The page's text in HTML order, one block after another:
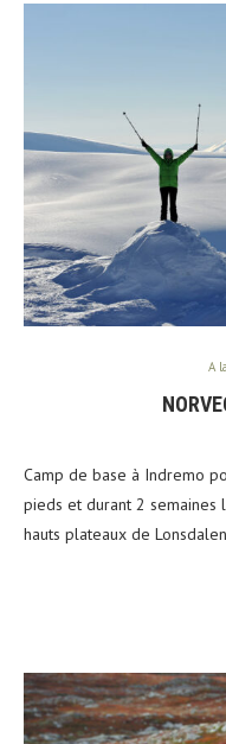
A
Camp de base à Indremo
pieds et durant 2 semaines
hauts plateaux de